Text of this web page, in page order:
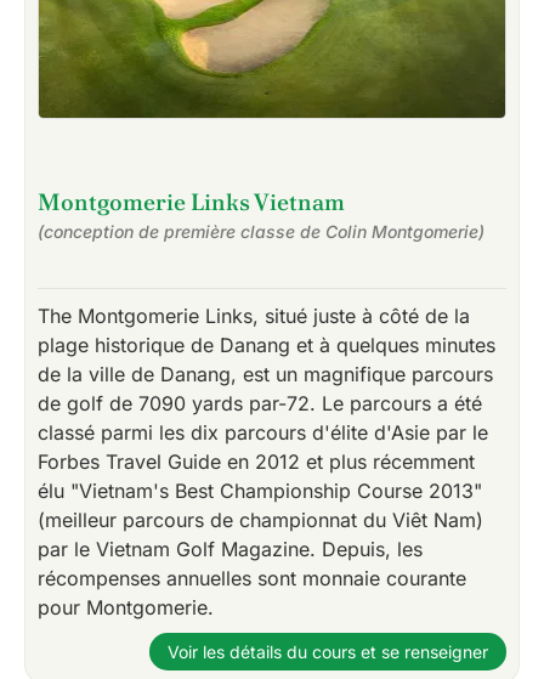
Montgomerie Links Vietnam
(conception de première classe de Colin Montgomerie)
The Montgomerie Links, situé juste à côté de la
plage historique de Danang et à quelques minutes
de la ville de Danang, est un magnifique parcours
de golf de 7090 yards par-72. Le parcours a été
classé parmi les dix parcours d'élite d'Asie par le
Forbes Travel Guide en 2012 et plus récemment
élu "Vietnam's Best Championship Course 2013"
(meilleur parcours de championnat du Viêt Nam)
par le Vietnam Golf Magazine. Depuis, les
récompenses annuelles sont monnaie courante
pour Montgomerie.
Voir les détails du cours et se renseigner